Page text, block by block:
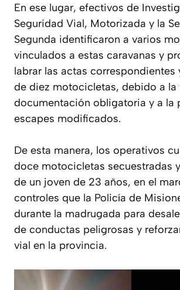
En ese lugar, efectivos de
Seguridad Vial, Motorizada y la
Segunda identificaron a varios
vinculados a estas caravanas y
labrar las actas correspondientes
de diez motocicletas, debido a la
documentación obligatoria y a la
escapes modificados.
De esta manera, los operativos
doce motocicletas secuestradas
de un joven de 23 años, en el
controles que la Policía de
durante la madrugada para
de conductas peligrosas y
vial en la provincia.